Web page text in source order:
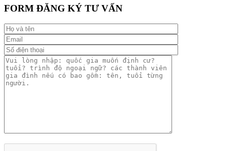
FORM ĐĂNG KÝ TƯ VẤN